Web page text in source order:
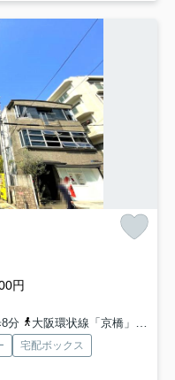
円
分
大阪環状線「京橋」駅 徒歩10分
宅配ボックス